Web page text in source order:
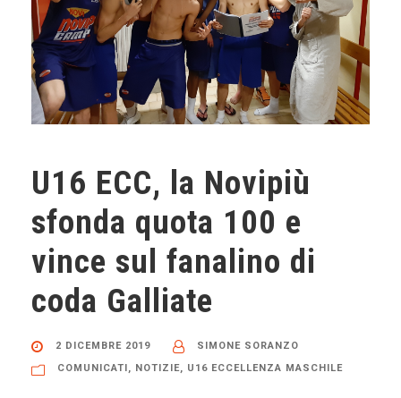
U16 ECC, la Novipiù
sfonda quota 100 e
vince sul fanalino di
coda Galliate
2 DICEMBRE 2019
SIMONE SORANZO
COMUNICATI , NOTIZIE, U16 ECCELLENZA MASCHILE